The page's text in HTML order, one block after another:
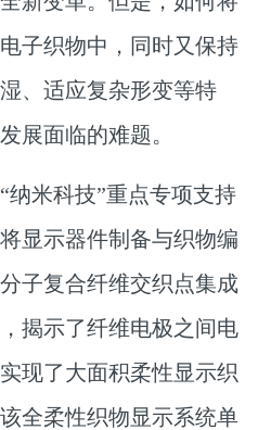
子织物中，同时又保持
、适应复杂形变等特
展面临的难题。
纳米科技”重点专项支持
显示器件制备与织物编
子复合纤维交织点集成
揭示了纤维电极之间电
现了大面积柔性显示织
全柔性织物显示系统单